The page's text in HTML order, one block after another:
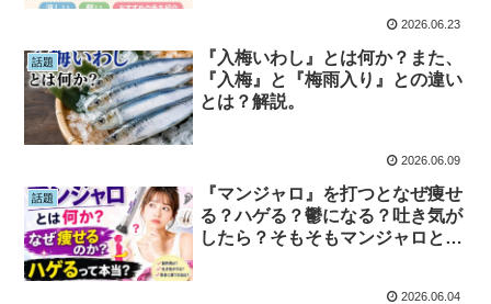
2026.06.23
話題
『入梅いわし』とは何か？また、
『入梅』と『梅雨入り』との違い
とは？解説。
2026.06.09
話題
『マンジャロ』を打つとなぜ痩せ
る？ハゲる？鬱になる？吐き気が
したら？そもそもマンジャロとは
2026.06.04